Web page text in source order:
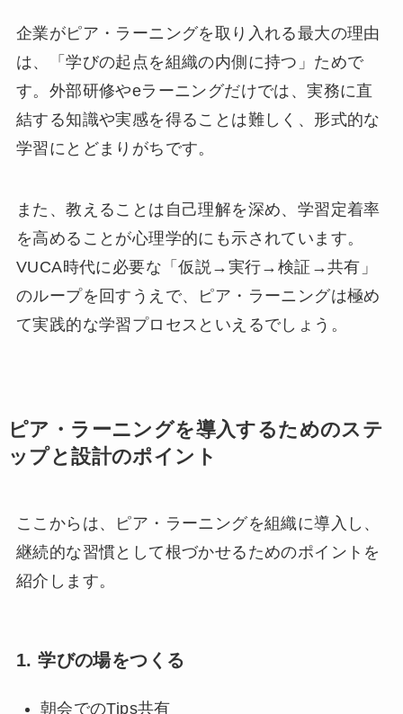
企業がピア・ラーニングを取り入れる最大の理由
は、「学びの起点を組織の内側に持つ」ためで
す。外部研修やeラーニングだけでは、実務に直
結する知識や実感を得ることは難しく、形式的な
学習にとどまりがちです。
また、教えることは自己理解を深め、学習定着率
を高めることが心理学的にも示されています。
VUCA時代に必要な「仮説→実行→検証→共有」
のループを回すうえで、ピア・ラーニングは極め
て実践的な学習プロセスといえるでしょう。
ピア・ラーニングを導入するためのステ
ップと設計のポイント
ここからは、ピア・ラーニングを組織に導入し、
継続的な習慣として根づかせるためのポイントを
紹介します。
1. 学びの場をつくる
朝会でのTips共有